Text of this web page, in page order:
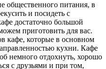
общественного питания, в
и посидеть с
достаточно большой
приготовить для вас.
кафе, которые в основном
кухни. Кафе
немного отдохнуть, хорошо
с друзьями и при том,